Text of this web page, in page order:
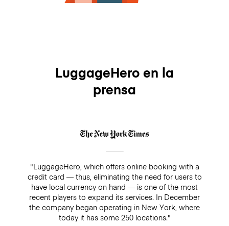
LuggageHero en la
prensa
"LuggageHero, which offers online booking with a
credit card — thus, eliminating the need for users to
have local currency on hand — is one of the most
recent players to expand its services. In December
the company began operating in New York, where
today it has some 250 locations."